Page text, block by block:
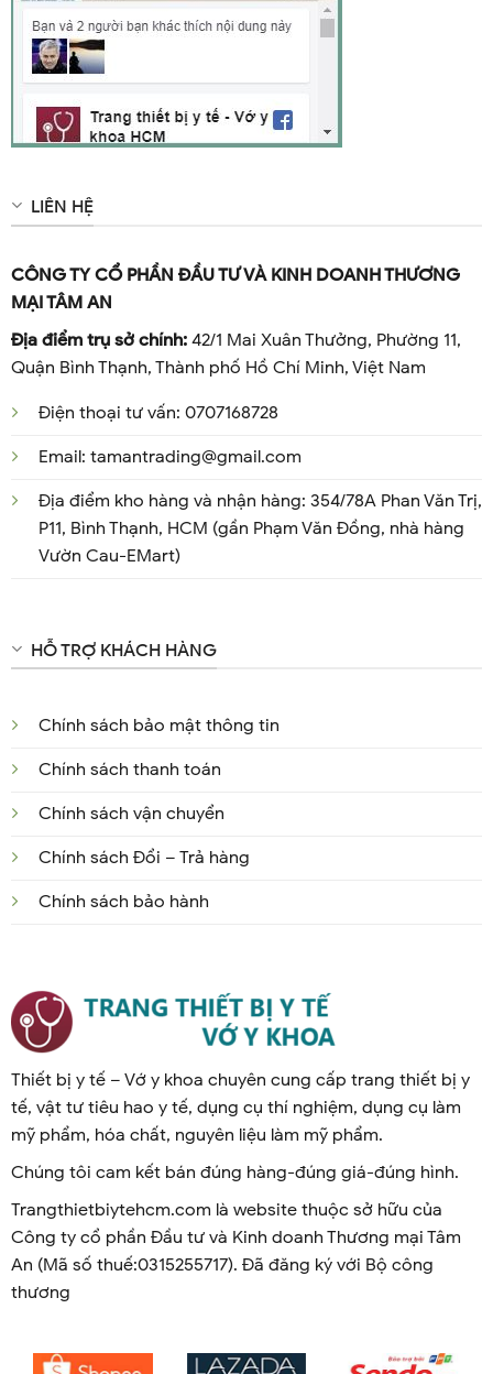
LIÊN HỆ
CÔNG TY CỔ PHẦN ĐẦU TƯ VÀ KINH DOANH THƯƠNG
MẠI TÂM AN
Địa điểm trụ sở chính:42/1 Mai Xuân Thưởng, Phường 11,
Quận Bình Thạnh, Thành phố Hồ Chí Minh, Việt Nam
Điện thoại tư vấn: 0707168728
Email: tamantrading@gmail.com
Địa điểm kho hàng và nhận hàng: 354/78A Phan Văn Trị,
P11, Bình Thạnh, HCM (gần Phạm Văn Đồng, nhà hàng
Vườn Cau-EMart)
HỖ TRỢ KHÁCH HÀNG
Chính sách bảo mật thông tin
Chính sách thanh toán
Chính sách vận chuyển
Chính sách Đổi – Trả hàng
Chính sách bảo hành
Thiết bị y tế – Vớ y khoa chuyên cung cấp trang thiết bị y
tế, vật tư tiêu hao y tế, dụng cụ thí nghiệm, dụng cụ làm
mỹ phẩm, hóa chất, nguyên liệu làm mỹ phẩm.
Chúng tôi cam kết bán đúng hàng-đúng giá-đúng hình.
Trangthietbiytehcm.com là website thuộc sở hữu của
Công ty cổ phần Đầu tư và Kinh doanh Thương mại Tâm
An (Mã số thuế:0315255717). Đã đăng ký với Bộ công
thương